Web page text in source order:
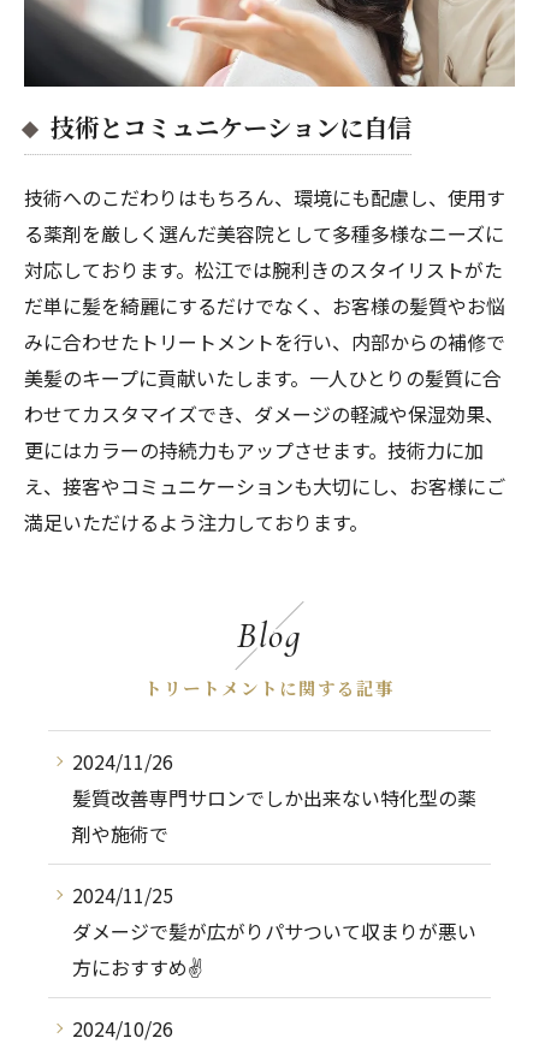
技術とコミュニケーションに自信
技術へのこだわりはもちろん、環境にも配慮し、使用す
る薬剤を厳しく選んだ美容院として多種多様なニーズに
対応しております。松江では腕利きのスタイリストがた
だ単に髪を綺麗にするだけでなく、お客様の髪質やお悩
みに合わせたトリートメントを行い、内部からの補修で
美髪のキープに貢献いたします。一人ひとりの髪質に合
わせてカスタマイズでき、ダメージの軽減や保湿効果、
更にはカラーの持続力もアップさせます。技術力に加
え、接客やコミュニケーションも大切にし、お客様にご
満足いただけるよう注力しております。
Blog
トリートメントに関する記事
2024/11/26
髪質改善専門サロンでしか出来ない特化型の薬
剤や施術で
2024/11/25
ダメージで髪が広がりパサついて収まりが悪い
方におすすめ✌️
2024/10/26